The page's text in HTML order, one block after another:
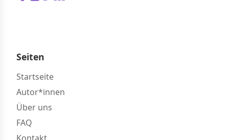
Seiten
Startseite
Autor*innen
Über uns
FAQ